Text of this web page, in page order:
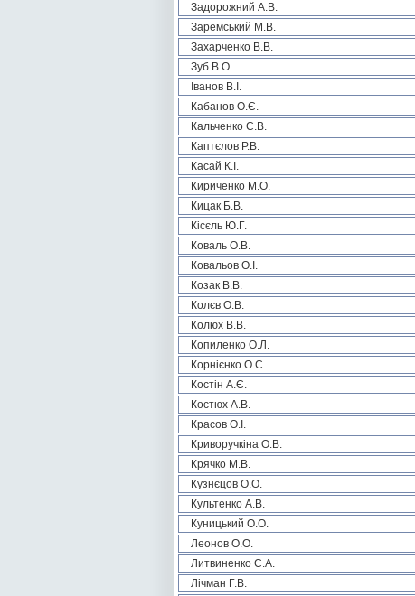
Задорожний А.В.
Заремський М.В.
Захарченко В.В.
Зуб В.О.
Іванов В.І.
Кабанов О.Є.
Кальченко С.В.
Каптєлов Р.В.
Касай К.І.
Кириченко М.О.
Кицак Б.В.
Кісєль Ю.Г.
Коваль О.В.
Ковальов О.І.
Козак В.В.
Колєв О.В.
Колюх В.В.
Копиленко О.Л.
Корнієнко О.С.
Костін А.Є.
Костюх А.В.
Красов О.І.
Криворучкіна О.В.
Крячко М.В.
Кузнєцов О.О.
Культенко А.В.
Куницький О.О.
Леонов О.О.
Литвиненко С.А.
Лічман Г.В.